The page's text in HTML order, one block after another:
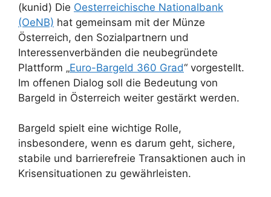
(kunid) Die Oesterreichische Nationalbank
(OeNB) hat gemeinsam mit der Münze
Österreich, den Sozialpartnern und
Interessenverbänden die neubegründete
Plattform „Euro-Bargeld 360 Grad“ vorgestellt.
Im offenen Dialog soll die Bedeutung von
Bargeld in Österreich weiter gestärkt werden.
Bargeld spielt eine wichtige Rolle,
insbesondere, wenn es darum geht, sichere,
stabile und barrierefreie Transaktionen auch in
Krisensituationen zu gewährleisten.